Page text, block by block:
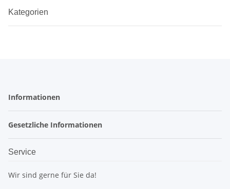
Kategorien
Informationen
Gesetzliche Informationen
Service
Wir sind gerne für Sie da!